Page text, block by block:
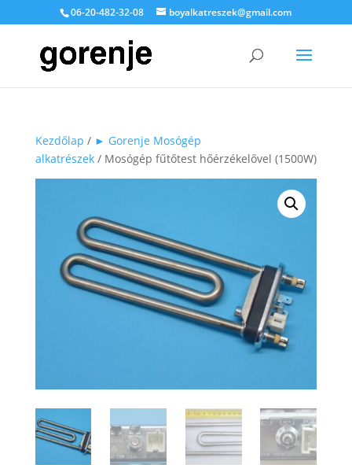
06-20-482-32-08 boyalkatreszek@gmail.com
Kezdőlap / ► Gorenje Mosógép
alkatrészek/ Mosógép fűtőtest hőérzékelővel (1500W)